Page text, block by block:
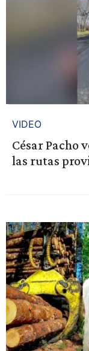
VIDEO
César Pacho
las rutas